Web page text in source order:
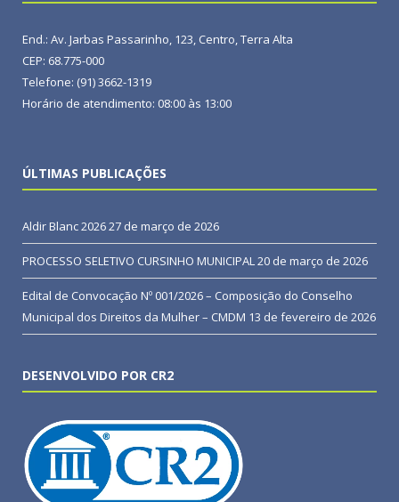
End.: Av. Jarbas Passarinho, 123, Centro, Terra Alta
CEP: 68.775-000
Telefone: (91) 3662-1319
Horário de atendimento: 08:00 às 13:00
ÚLTIMAS PUBLICAÇÕES
Aldir Blanc 202627 de março de 2026
PROCESSO SELETIVO CURSINHO MUNICIPAL20 de março de 2026
Edital de Convocação Nº 001/2026 – Composição do Conselho
Municipal dos Direitos da Mulher – CMDM 13 de fevereiro de 2026
DESENVOLVIDO POR CR2